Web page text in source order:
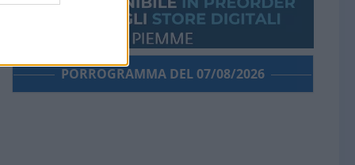
PORROGRAMMA DEL 07/08/2026